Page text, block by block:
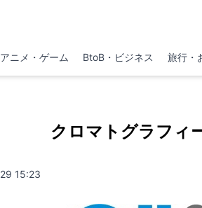
アニメ・ゲーム BtoB・ビジネス 旅行・
クロマトグラフィ
15:23